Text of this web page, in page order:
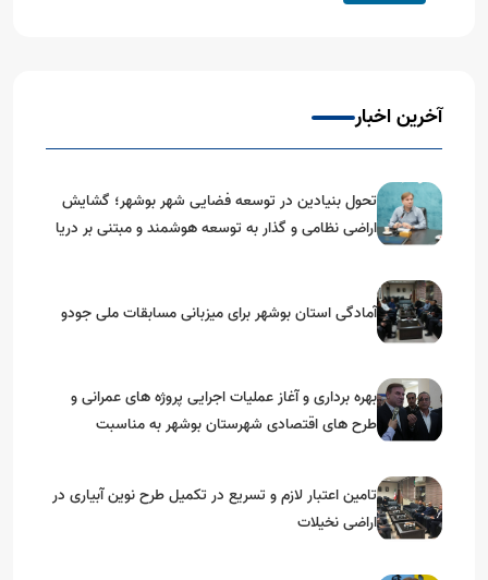
آخرین اخبار
تحول بنیادین در توسعه فضایی شهر بوشهر؛ گشایش
اراضی نظامی و گذار به توسعه هوشمند و مبتنی بر دریا
آمادگی استان بوشهر برای میزبانی مسابقات ملی جودو
بهره برداری و آغاز عملیات اجرایی پروژه های عمرانی و
طرح های اقتصادی شهرستان بوشهر به مناسبت
تامین اعتبار لازم و تسریع در تکمیل طرح نوین آبیاری در
اراضی نخیلات